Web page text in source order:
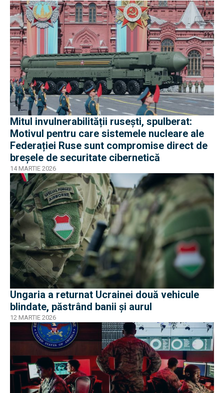
Mitul invulnerabilității rusești, spulberat:
Motivul pentru care sistemele nucleare ale
Federației Ruse sunt compromise direct de
breșele de securitate cibernetică
14 MARTIE 2026
Ungaria a returnat Ucrainei două vehicule
blindate, păstrând banii și aurul
12 MARTIE 2026